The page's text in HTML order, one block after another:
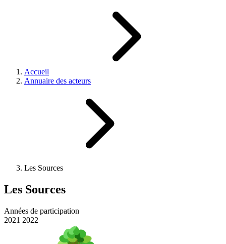
Accueil
Annuaire des acteurs
Les Sources
Les Sources
Années de participation
2021 2022